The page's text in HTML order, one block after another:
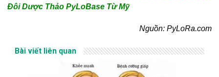
Đôi Dược Thảo PyLoBase Từ Mỹ
Nguồn: PyLoRa.com
Bài viết liên quan